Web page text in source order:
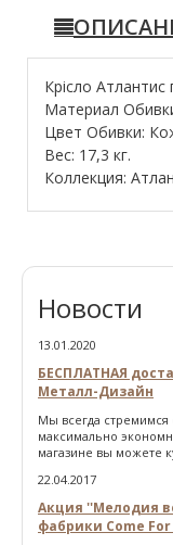
Крісло
Материал
Цвет Обивки:
Вес: 17,3 кг.
Коллекция:
Новости
13.01.2020
БЕСПЛАТНАЯ
Металл-Дизайн
Мы всегда стремимся
максимально
магазине вы можете
22.04.2017
Акция ''Мелодия
фабрики Come For